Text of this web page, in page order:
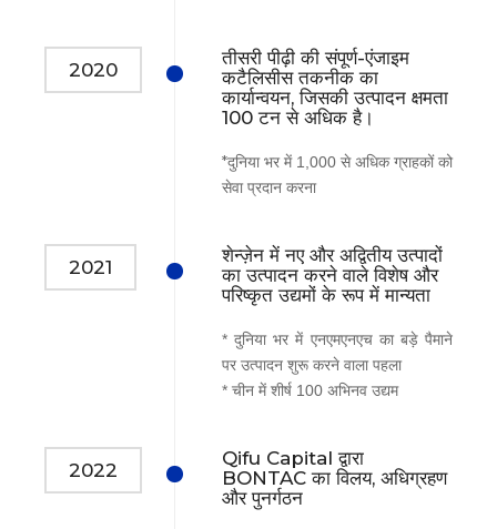
2020
तीसरी पीढ़ी की संपूर्ण-एंजाइम
कटैलिसीस तकनीक का
कार्यान्वयन, जिसकी उत्पादन क्षमता
100 टन से अधिक है।
​​​​​​*दुनिया भर में 1,000 से अधिक ग्राहकों को
सेवा प्रदान करना
2021
शेन्ज़ेन में नए और अद्वितीय उत्पादों
का उत्पादन करने वाले विशेष और
परिष्कृत उद्यमों के रूप में मान्यता
* दुनिया भर में एनएमएनएच का बड़े पैमाने
पर उत्पादन शुरू करने वाला पहला
* चीन में शीर्ष 100 अभिनव उद्यम
2022
Qifu Capital द्वारा
BONTAC का विलय, अधिग्रहण
और पुनर्गठन